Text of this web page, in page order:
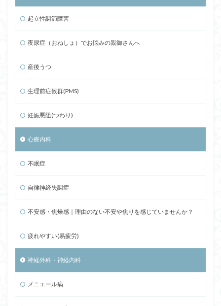
起立性調節障害
夜尿症（おねしょ）でお悩みの親御さんへ
産後うつ
生理前症候群(PMS)
妊娠悪阻(つわり)
心療内科
不眠症
自律神経失調症
不安感・焦燥感｜理由のない不安や焦りを感じていませんか？
疲れやすい(易疲労)
神経外科・神経内科
メニエール病